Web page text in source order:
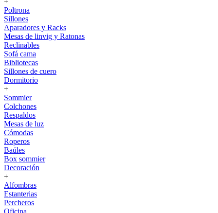
Poltrona
Sillones
Aparadores y Racks
Mesas de linvig y Ratonas
Reclinables
Sofá cama
Bibliotecas
Sillones de cuero
Dormitorio
+
Sommier
Colchones
Respaldos
Mesas de luz
Cómodas
Roperos
Baúles
Box sommier
Decoración
+
Alfombras
Estanterias
Percheros
Oficina